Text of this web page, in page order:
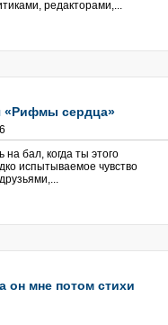
редакторами,...
«Рифмы сердца»
на бал, когда ты этого
испытываемое чувство
он мне потом стихи